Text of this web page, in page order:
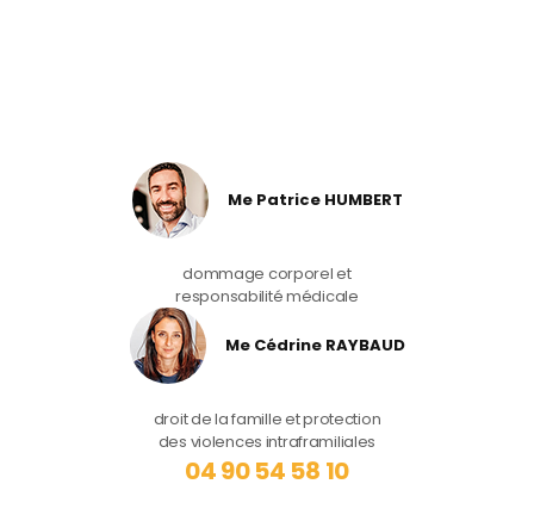
Me Patrice HUMBERT
dommage corporel et
responsabilité médicale
Me Cédrine RAYBAUD
droit de la famille et protection
des violences intraframiliales
04 90 54 58 10